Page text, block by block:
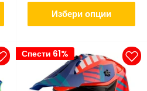
Избери опции
Спести 61%